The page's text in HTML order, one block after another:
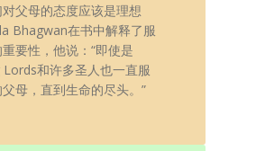
父母的态度应该是理想
Bhagwan在书中解释了服
要性，他说：“即使是
和许多圣人也一直服
母，直到生命的尽头。”